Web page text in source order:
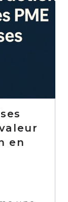
en